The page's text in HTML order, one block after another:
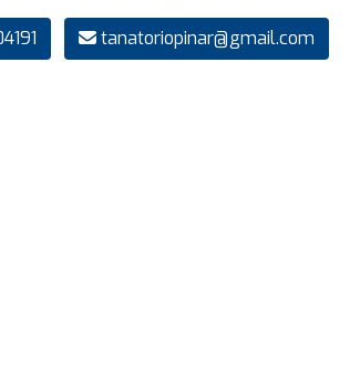
tanatoriopinar@gmail.com